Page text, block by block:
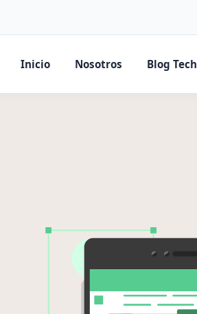
Inicio Nosotros Blog Tech